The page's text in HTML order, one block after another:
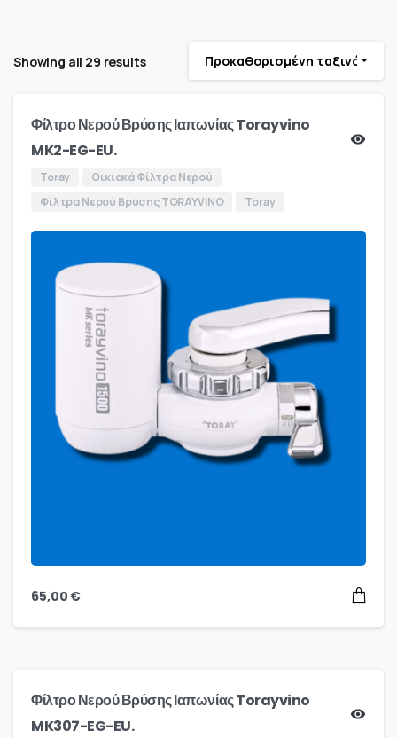
Showing all 29 results Προκαθορισμένη ταξινόμηση
Φίλτρο Νερού Βρύσης Ιαπωνίας Torayvino
MK2-EG-EU.
Toray
Οικιακά Φίλτρα Νερού
Φίλτρα Νερού Βρύσης TORAYVINO
Toray
65,00 €
Φίλτρο Νερού Βρύσης Ιαπωνίας Torayvino
MK307-EG-EU.